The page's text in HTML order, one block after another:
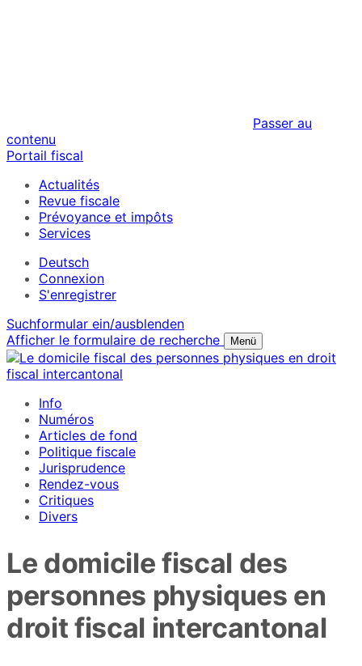
Passer au
contenu
Portail fiscal
Actualités
Revue fiscale
Prévoyance et impôts
Services
Deutsch
Connexion
S'enregistrer
Suchformular ein/ausblenden
Afficher le formulaire de recherche
Menü
Info
Numéros
Articles de fond
Politique fiscale
Jurisprudence
Rendez-vous
Critiques
Divers
Le domicile fiscal des
personnes physiques en
droit fiscal intercantonal